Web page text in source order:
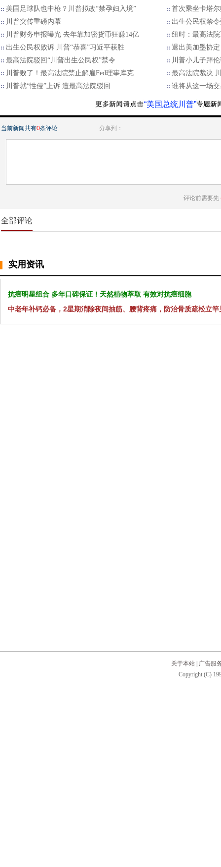
美国足球队也中枪？川普拟改“禁孕妇入境”
首次乘坐卡塔
川普突传重磅内幕
出生公民权禁
川普财务申报曝光 去年靠加密货币狂赚14亿
纽时：最高法
出生公民权败诉 川普“恭喜”习近平获胜
退出美加墨协
最高法院驳回“川普出生公民权”禁令
川普小儿子拜
川普败了！最高法院禁止解雇Fed理事库克
最高法院裁决
川普就“性侵”上诉 遭最高法院驳回
谁将从这一场
“美国总统川普”
当前新闻共有0条评论 分享到：
评论前需要先
全部评论
实用资讯
抗癌明星组合 多年口碑保证！天然植物萃取 有效对抗癌细胞
中老年补钙必备，2星期消除夜间抽筋、腰背疼痛，防治骨质疏松立竿
关于本站
广告服
Copyright (C)